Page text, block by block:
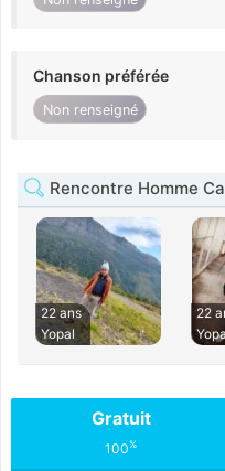
Chanson préférée
Non renseigné
Rencontre Homme
22 ans
Yopal
22
Gratuit
100%